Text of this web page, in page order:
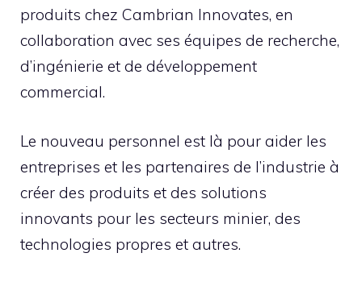
produits chez Cambrian Innovates, en
collaboration avec ses équipes de recherche,
d’ingénierie et de développement
commercial.
Le nouveau personnel est là pour aider les
entreprises et les partenaires de l’industrie à
créer des produits et des solutions
innovants pour les secteurs minier, des
technologies propres et autres.